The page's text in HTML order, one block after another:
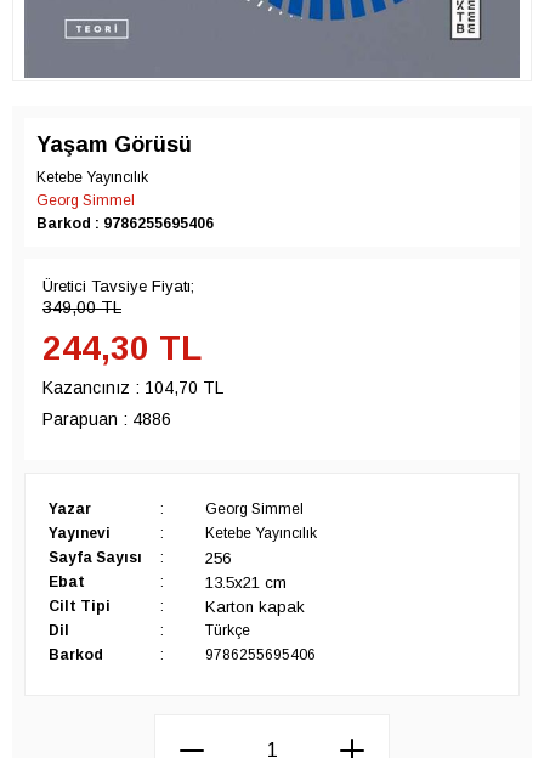
Yaşam Görüsü
Ketebe Yayıncılık
Georg Simmel
Barkod : 9786255695406
Üretici Tavsiye Fiyatı;
349,00TL
244,30 TL
Kazancınız : 104,70 TL
Parapuan : 4886
Yazar :
Georg Simmel
Yayınevi
:
Ketebe Yayıncılık
Sayfa Sayısı
: 256
Ebat : 13.5x21 cm
Cilt Tipi : Karton kapak
Dil :
Türkçe
Barkod
: 9786255695406